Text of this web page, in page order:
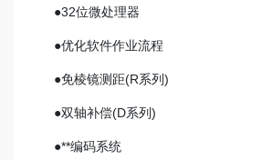
●32位微处理器
●优化软件作业流程
●免棱镜测距(R系列)
●双轴补偿(D系列)
●**编码系统